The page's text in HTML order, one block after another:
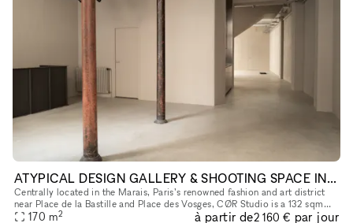
ATYPICAL DESIGN GALLERY & SHOOTING SPACE IN THE MARAIS
Centrally located in the Marais, Paris’s renowned fashion and art district
near Place de la Bastille and Place des Vosges, CØR Studio is a 132 sqm
gallery space with an additional 30 sqm basement. De
170 m2 à partir de2 160 € par jour